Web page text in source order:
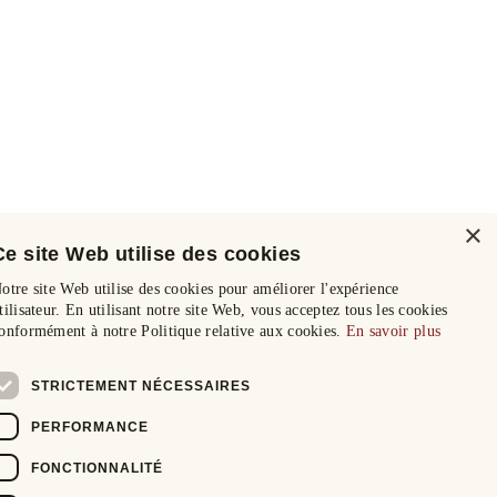
×
site Web utilise des cookies
site Web utilise des cookies pour améliorer l'expérience
En utilisant notre site Web, vous acceptez tous les cookies
à notre Politique relative aux cookies. En savoir plus
STRICTEMENT NÉCESSAIRES
PERFORMANCE
FONCTIONNALITÉ